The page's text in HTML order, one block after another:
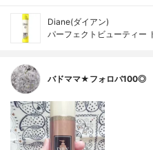
Diane(ダイアン)
パーフェクトビューティー
バドママ★フォロバ100◎